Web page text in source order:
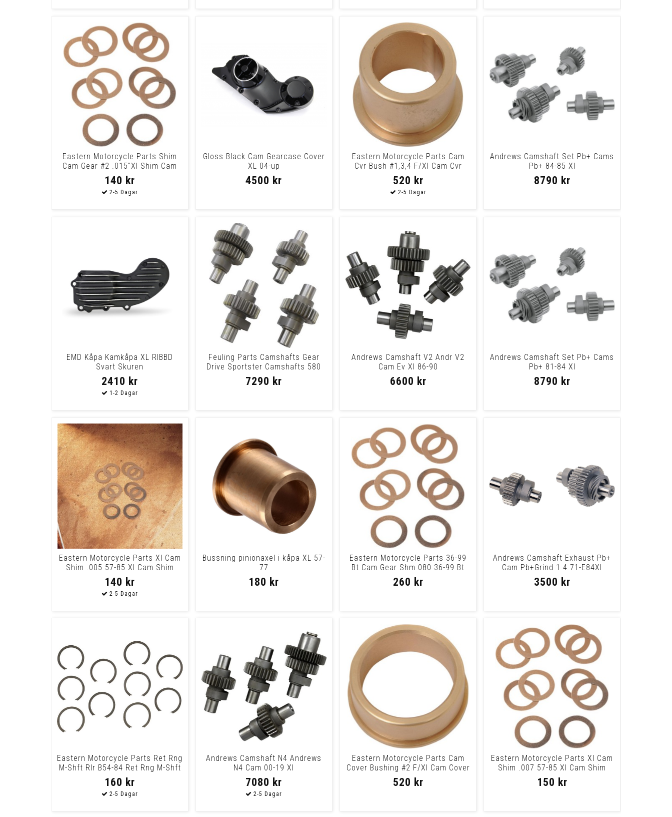
Eastern Motorcycle Parts Shim
Cam Gear #2 .015"Xl Shim Cam
Gear #2 .01
140 kr
Gloss Black Cam Gearcase Cover
XL 04-up
4500 kr
Eastern Motorcycle Parts Cam
Cvr Bush #1,3,4 F/Xl Cam Cvr
Bush #1 3 4
520 kr
Andrews Camshaft Set Pb+ Cams
Pb+ 84-85 Xl
8790 kr
EMD Kåpa Kamkåpa XL RIBBD
Svart Skuren
2410 kr
Feuling Parts Camshafts Gear
Drive Sportster Camshafts 580
91-19 Xl
7290 kr
Andrews Camshaft V2 Andr V2
Cam Ev Xl 86-90
6600 kr
Andrews Camshaft Set Pb+ Cams
Pb+ 81-84 Xl
8790 kr
Eastern Motorcycle Parts Xl Cam
Shim .005 57-85 Xl Cam Shim
.005 57-85
140 kr
Bussning pinionaxel i kåpa XL 57-
77
180 kr
Eastern Motorcycle Parts 36-99
Bt Cam Gear Shm 080 36-99 Bt
Cam Gear S
260 kr
Andrews Camshaft Exhaust Pb+
Cam Pb+Grind 1 4 71-E84Xl
3500 kr
Eastern Motorcycle Parts Ret Rng
M-Shft Rlr B54-84 Ret Rng M-Shft
Rlr
160 kr
Andrews Camshaft N4 Andrews
N4 Cam 00-19 Xl
7080 kr
Eastern Motorcycle Parts Cam
Cover Bushing #2 F/Xl Cam Cover
Bushing #
520 kr
Eastern Motorcycle Parts Xl Cam
Shim .007 57-85 Xl Cam Shim
.007 57-85
150 kr